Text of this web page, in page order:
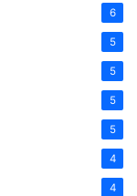
6
5
5
5
5
4
4